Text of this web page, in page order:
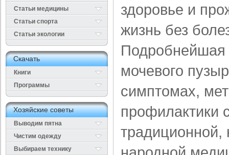
Cтатьи медицины
Статьи спорта
Статьи экологии
Cкачать
Книги
Программы
Хозяйские советы
Выводим пятна
Чистим одежду
Выбираем технику
здоровье и
жизнь без
Подробнейшая
мочевого
симптомах,
профилактики
традиционной,